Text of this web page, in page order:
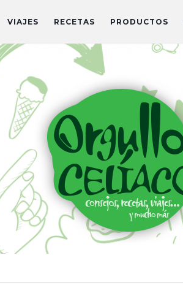
VIAJES RECETAS PRODUCTOS